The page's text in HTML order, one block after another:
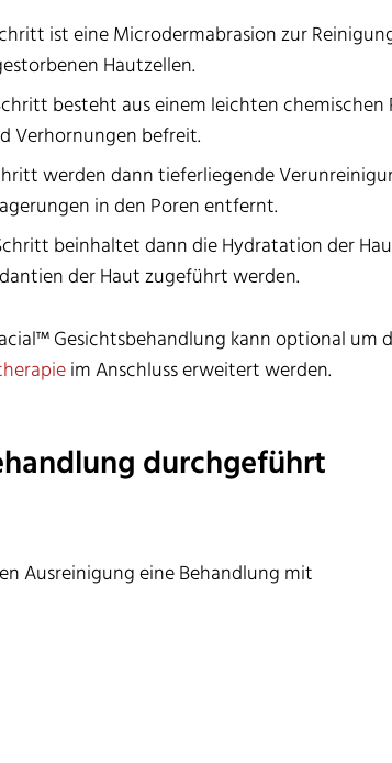
ist eine Microdermabrasion zur
Hautzellen.
besteht aus einem leichten chemischen
Verhornungen befreit.
werden dann tieferliegende
in den Poren entfernt.
beinhaltet dann die Hydratation der
der Haut zugeführt werden.
Gesichtsbehandlung kann optional um
im Anschluss erweitert werden.
durchgeführt
Ausreinigung eine Behandlung mit